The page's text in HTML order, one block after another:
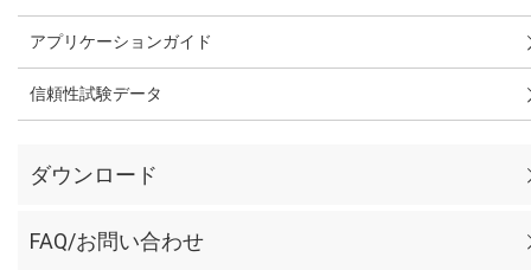
アプリケーションガイド
信頼性試験データ
ダウンロード
FAQ/お問い合わせ